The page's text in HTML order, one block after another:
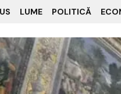
LUME POLITICĂ